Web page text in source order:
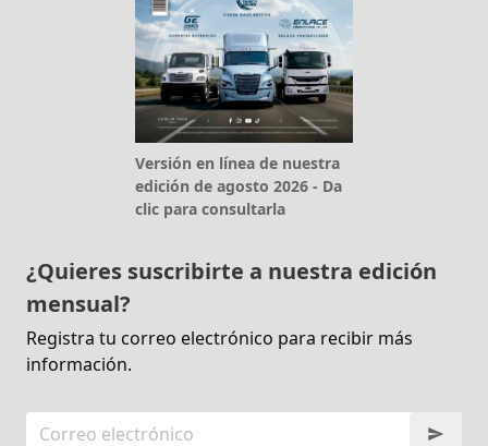
Versión en línea de nuestra
edición de agosto 2026 - Da
clic para consultarla
¿Quieres suscribirte a nuestra edición
mensual?
Registra tu correo electrónico para recibir más
información.